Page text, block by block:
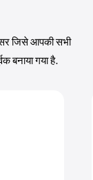
जिसे आपकी सभी
बनाया गया है.